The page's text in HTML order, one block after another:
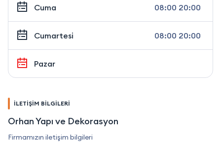
Cuma 08:00 20:00
Cumartesi 08:00 20:00
Pazar
İLETİŞİM BİLGİLERİ
Orhan Yapı ve Dekorasyon
Firmamızın iletişim bilgileri